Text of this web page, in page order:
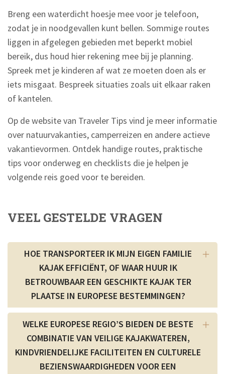
Breng een waterdicht hoesje mee voor je telefoon,
zodat je in noodgevallen kunt bellen. Sommige routes
liggen in afgelegen gebieden met beperkt mobiel
bereik, dus houd hier rekening mee bij je planning.
Spreek met je kinderen af wat ze moeten doen als er
iets misgaat. Bespreek situaties zoals uit elkaar raken
of kantelen.
Op de website van Traveler Tips vind je meer informatie
over natuurvakanties, camperreizen en andere actieve
vakantievormen. Ontdek handige routes, praktische
tips voor onderweg en checklists die je helpen je
volgende reis goed voor te bereiden.
VEEL GESTELDE VRAGEN
HOE TRANSPORTEER IK MIJN EIGEN FAMILIE
KAJAK EFFICIËNT, OF WAAR HUUR IK
BETROUWBAAR EEN GESCHIKTE KAJAK TER
PLAATSE IN EUROPESE BESTEMMINGEN?
WELKE EUROPESE REGIO’S BIEDEN DE BESTE
COMBINATIE VAN VEILIGE KAJAKWATEREN,
KINDVRIENDELIJKE FACILITEITEN EN CULTURELE
BEZIENSWAARDIGHEDEN VOOR EEN